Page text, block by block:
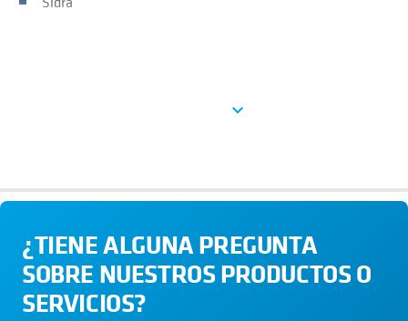
expand_more
¿TIENE ALGUNA PREGUNTA
SOBRE NUESTROS PRODUCTOS O
SERVICIOS?